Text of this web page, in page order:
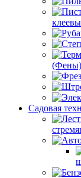
(Фены)
Садовая